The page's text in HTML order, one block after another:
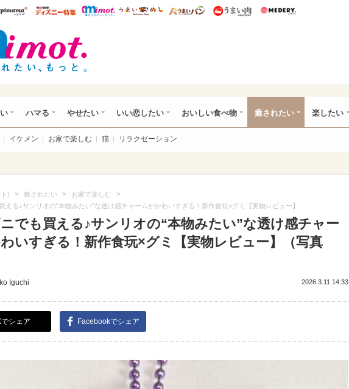
レぴあ総研ハピママ* ウレぴあ総研 ディズニー特集
mimot. うまいめし うまいパン うまい肉
ハマる やせたい いい恋したい おいしい食べ物 癒されたい 楽したい
イケメン お家で楽しむ 猫 リラクゼーション
) > 癒されたい > お家で楽しむ >
える♪サンリオの“本物みたい”な透け感チャームがかわいすぎる！新作食玩×グミ【実物レビュー】
でも買える♪サンリオの“本物みたい”な透け感チャー
いすぎる！新作食玩×グミ【実物レビュー】（写真
Iguchi 2026.3.11 14:33
シェア Facebookでシェア